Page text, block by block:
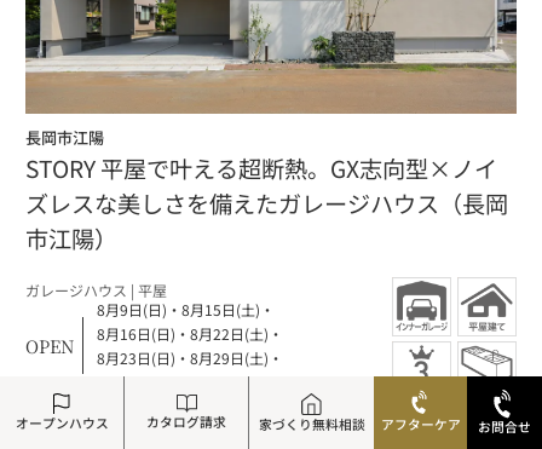
オープンハウス カタログ請求 家づくり無料相談 アフターケア お問合せ
長岡市江陽
STORY 平屋で叶える超断熱。GX志向型×ノイ
ズレスな美しさを備えたガレージハウス（長岡
市江陽）
ガレージハウス | 平屋
OPEN
8月9日(日) ・ 8月15日(土) ・
8月16日(日) ・ 8月22日(土) ・
8月23日(日) ・ 8月29日(土) ・
8月30日(日)